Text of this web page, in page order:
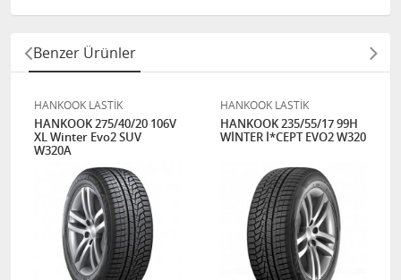
Benzer Ürünler
HANKOOK LASTİK
HANKOOK 275/40/20 106V
XL Winter Evo2 SUV
W320A
HANKOOK LASTİK
HANKOOK 235/55/17 99H
WİNTER İ*CEPT EVO2 W320